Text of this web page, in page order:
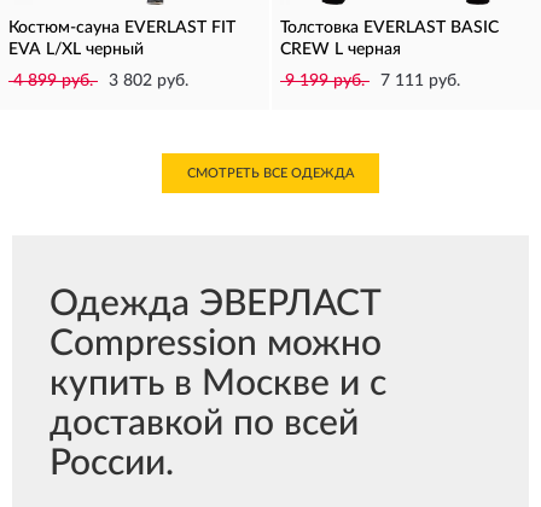
Костюм-сауна EVERLAST FIT
EVA L/XL черный
4 899 руб.
3 802 руб.
Толстовка EVERLAST BASIC
CREW L черная
9 199 руб.
7 111 руб.
СМОТРЕТЬ ВСЕ ОДЕЖДА
Одежда ЭВЕРЛАСТ
Compression можно
купить в Москве и с
доставкой по всей
России.